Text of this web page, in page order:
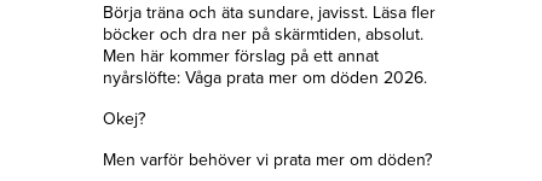
Börja träna och äta sundare, javisst. Läsa fler
böcker och dra ner på skärmtiden, absolut.
Men här kommer förslag på ett annat
nyårslöfte: Våga prata mer om döden 2026.
Okej?
Men varför behöver vi prata mer om döden?